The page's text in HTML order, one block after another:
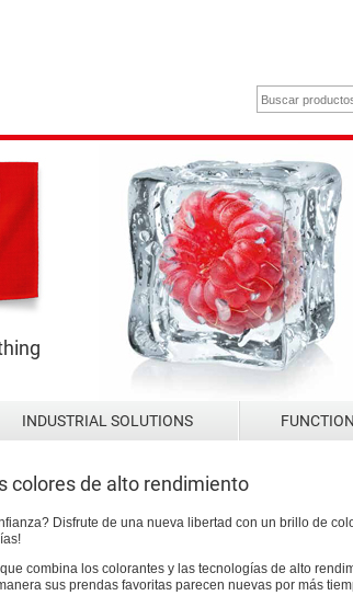
INDUSTRIAL SOLUTIONS
colores de alto rendimiento
Disfrute de una nueva libertad con un brillo de
combina los colorantes y las tecnologías de alto
sus prendas favoritas parecen nuevas por más